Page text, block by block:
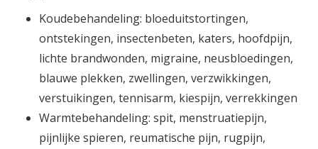
CONTACT
Koudebehandeling: bloeduitstortingen,
ontstekingen, insectenbeten, katers, hoofdpijn,
lichte brandwonden, migraine, neusbloedingen,
blauwe plekken, zwellingen, verzwikkingen,
verstuikingen, tennisarm, kiespijn, verrekkingen
Warmtebehandeling: spit, menstruatiepijn,
pijnlijke spieren, reumatische pijn, rugpijn,